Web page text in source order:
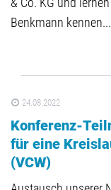
Benkmann kennen...
24.08.2022
Konferenz-
für eine
(VCW)